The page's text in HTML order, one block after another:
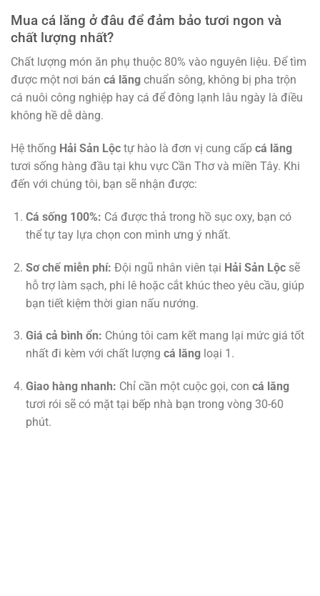
Mua cá lăng ở đâu để đảm bảo tươi ngon và
chất lượng nhất?
Chất lượng món ăn phụ thuộc 80% vào nguyên liệu. Để tìm
được một nơi bán cá lăng chuẩn sông, không bị pha trộn
cá nuôi công nghiệp hay cá để đông lạnh lâu ngày là điều
không hề dễ dàng.
Hệ thống Hải Sản Lộc tự hào là đơn vị cung cấp cá lăng
tươi sống hàng đầu tại khu vực Cần Thơ và miền Tây. Khi
đến với chúng tôi, bạn sẽ nhận được:
Cá sống 100%: Cá được thả trong hồ sục oxy, bạn có
thể tự tay lựa chọn con mình ưng ý nhất.
Sơ chế miễn phí: Đội ngũ nhân viên tại Hải Sản Lộcsẽ
hỗ trợ làm sạch, phi lê hoặc cắt khúc theo yêu cầu, giúp
bạn tiết kiệm thời gian nấu nướng.
Giá cả bình ổn: Chúng tôi cam kết mang lại mức giá tốt
nhất đi kèm với chất lượng cá lăngloại 1.
Giao hàng nhanh: Chỉ cần một cuộc gọi, con cá lăng
tươi rói sẽ có mặt tại bếp nhà bạn trong vòng 30-60
phút.